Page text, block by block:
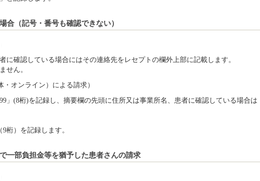
合（記号・番号も確認できない）
に確認している場合にはその連絡先をレセプトの欄外上部に記載します。
せん。
・オンライン）による請求）
」(8桁)を記録し、摘要欄の先頭に住所又は事業所名、患者に確認している場合は
桁）を記録します。
一部負担金等を猶予した患者さんの請求